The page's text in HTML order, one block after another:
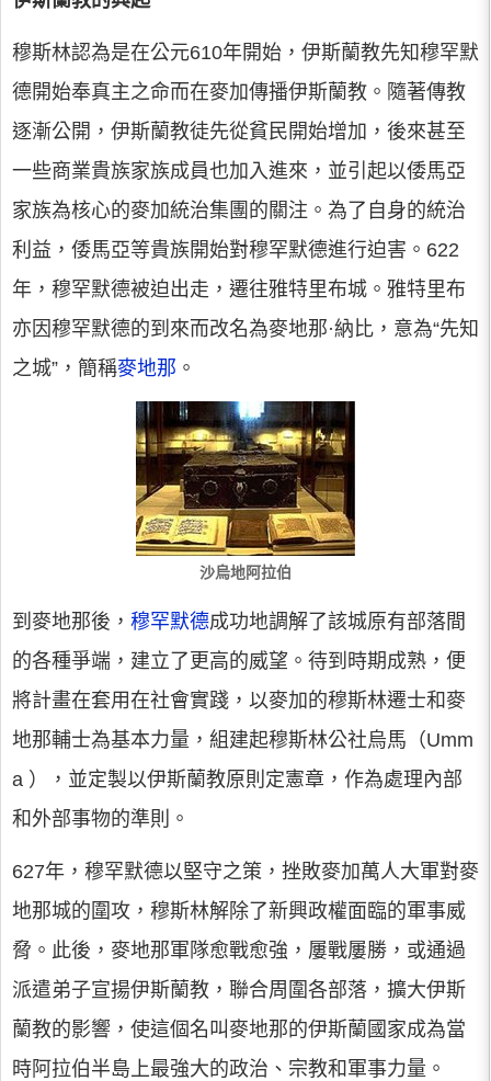
穆斯林認為是在公元610年開始，伊斯蘭教先知穆罕默
德開始奉真主之命而在麥加傳播伊斯蘭教。隨著傳教
逐漸公開，伊斯蘭教徒先從貧民開始增加，後來甚至
一些商業貴族家族成員也加入進來，並引起以倭馬亞
家族為核心的麥加統治集團的關注。為了自身的統治
利益，倭馬亞等貴族開始對穆罕默德進行迫害。622
年，穆罕默德被迫出走，遷往雅特里布城。雅特里布
亦因穆罕默德的到來而改名為麥地那·納比，意為“先知
之城”，簡稱麥地那 。
沙烏地阿拉伯
到麥地那後， 穆罕默德成功地調解了該城原有部落間
的各種爭端，建立了更高的威望。待到時期成熟，便
將計畫在套用在社會實踐，以麥加的穆斯林遷士和麥
地那輔士為基本力量，組建起穆斯林公社烏馬（Umm
a ），並定製以伊斯蘭教原則定憲章，作為處理內部
和外部事物的準則。
627年，穆罕默德以堅守之策，挫敗麥加萬人大軍對麥
地那城的圍攻，穆斯林解除了新興政權面臨的軍事威
脅。此後，麥地那軍隊愈戰愈強，屢戰屢勝，或通過
派遣弟子宣揚伊斯蘭教，聯合周圍各部落，擴大伊斯
蘭教的影響，使這個名叫麥地那的伊斯蘭國家成為當
時阿拉伯半島上最強大的政治、宗教和軍事力量。